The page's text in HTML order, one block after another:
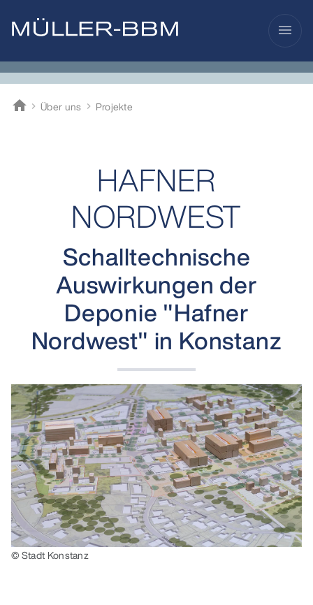
menu
home
Müller-BBMÜber uns Projekte
HAFNER
NORDWEST
Schalltechnische
Auswirkungen der
Deponie "Hafner
Nordwest" in Konstanz
© Stadt Konstanz